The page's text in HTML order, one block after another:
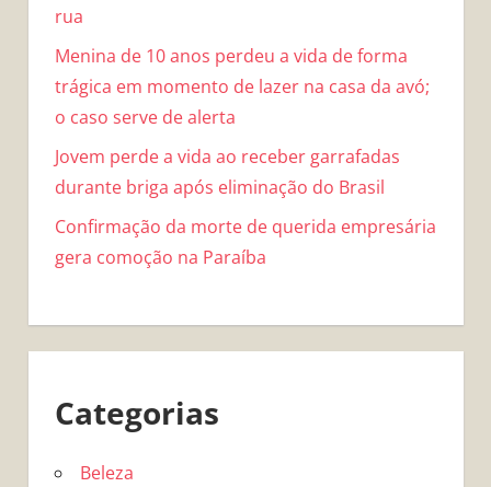
rua
Menina de 10 anos perdeu a vida de forma
trágica em momento de lazer na casa da avó;
o caso serve de alerta
Jovem perde a vida ao receber garrafadas
durante briga após eliminação do Brasil
Confirmação da morte de querida empresária
gera comoção na Paraíba
Categorias
Beleza